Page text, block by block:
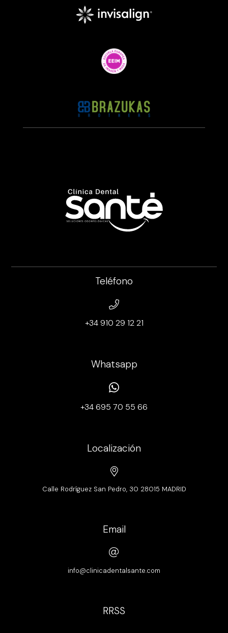
Teléfono
+34 910 29 12 21
Whatsapp
+34 695 70 55 66
Localización
Calle Rodríguez San Pedro, 30 28015 MADRID
Email
info@clinicadentalsante.com
RRSS